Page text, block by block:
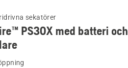
sekatörer
PS30X med batteri och